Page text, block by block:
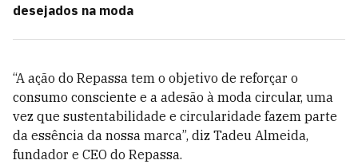
desejados na moda
“A ação do Repassa tem o objetivo de reforçar o
consumo consciente e a adesão à moda circular, uma
vez que sustentabilidade e circularidade fazem parte
da essência da nossa marca”, diz Tadeu Almeida,
fundador e CEO do Repassa.